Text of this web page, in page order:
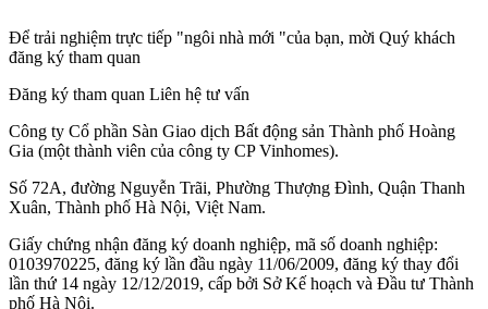
Để trải nghiệm trực tiếp "ngôi nhà mới "của bạn, mời Quý khách
đăng ký tham quan
Đăng ký tham quan Liên hệ tư vấn
Công ty Cổ phần Sàn Giao dịch Bất động sản Thành phố Hoàng
Gia (một thành viên của công ty CP Vinhomes).
Số 72A, đường Nguyễn Trãi, Phường Thượng Đình, Quận Thanh
Xuân, Thành phố Hà Nội, Việt Nam.
Giấy chứng nhận đăng ký doanh nghiệp, mã số doanh nghiệp:
0103970225, đăng ký lần đầu ngày 11/06/2009, đăng ký thay đổi
lần thứ 14 ngày 12/12/2019, cấp bởi Sở Kế hoạch và Đầu tư Thành
phố Hà Nội.